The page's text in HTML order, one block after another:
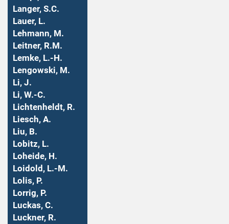
Langer, S.C.
Lauer, L.
Lehmann, M.
Leitner, R.M.
Lemke, L.-H.
Lengowski, M.
Li, J.
Li, W.-C.
Lichtenheldt, R.
Liesch, A.
Liu, B.
Lobitz, L.
Loheide, H.
Loidold, L.-M.
Lolis, P.
Lorrig, P.
Luckas, C.
Luckner, R.